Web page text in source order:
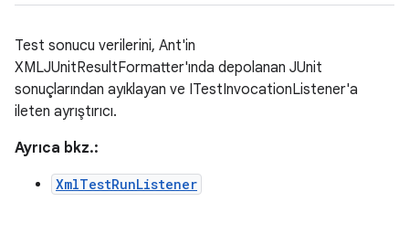
Test sonucu verilerini, Ant'in
XMLJUnitResultFormatter'ında depolanan JUnit
sonuçlarından ayıklayan ve ITestInvocationListener'a
ileten ayrıştırıcı.
Ayrıca bkz.:
XmlTestRunListener